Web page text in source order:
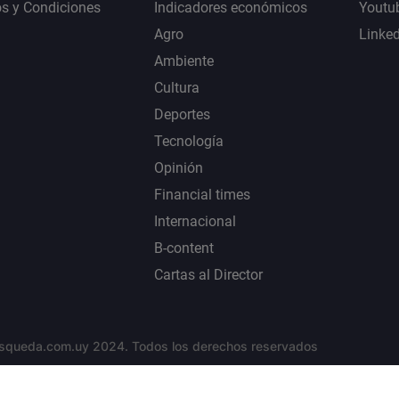
y Condiciones
Indicadores económicos
Agro
Ambiente
Cultura
Deportes
Tecnología
Opinión
Financial times
Internacional
B-content
Cartas al Director
2024. Todos los derechos reservados